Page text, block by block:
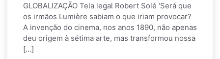
GLOBALIZAÇÃO Tela legal Robert Solé ‘Será que
os irmãos Lumière sabiam o que iriam provocar?
A invenção do cinema, nos anos 1890, não apenas
deu origem à sétima arte, mas transformou nossa
[…]